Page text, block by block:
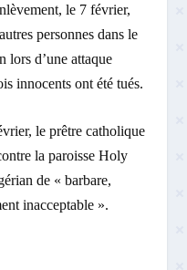
le 7 février,
personnes dans le
lors d’une attaque
innocents ont été tués.
le prêtre catholique
la paroisse Holy
de « barbare,
inacceptable ».